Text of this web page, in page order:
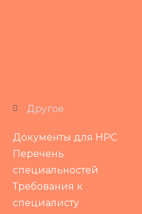
Другое
Документы для НРС
Перечень
специальностей
Требования к
специалисту